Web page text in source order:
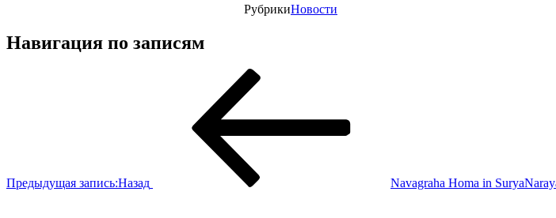
РубрикиНовости
Навигация по записям
Предыдущая запись:Назад Navagraha Homa in